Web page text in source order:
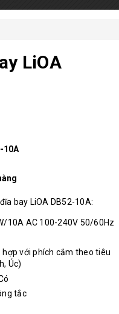
LiOA
10A
bay LiOA DB52-10A:
10A AC 100-240V 50/60Hz
hợp với phích cắm theo tiêu
Úc)
tắc